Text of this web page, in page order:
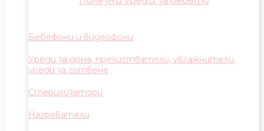
Бебефони и видеофони
Уреди за дома, пречистватели, увлажнители,
уреди за готвене
Стерилизатори
Нагреватели